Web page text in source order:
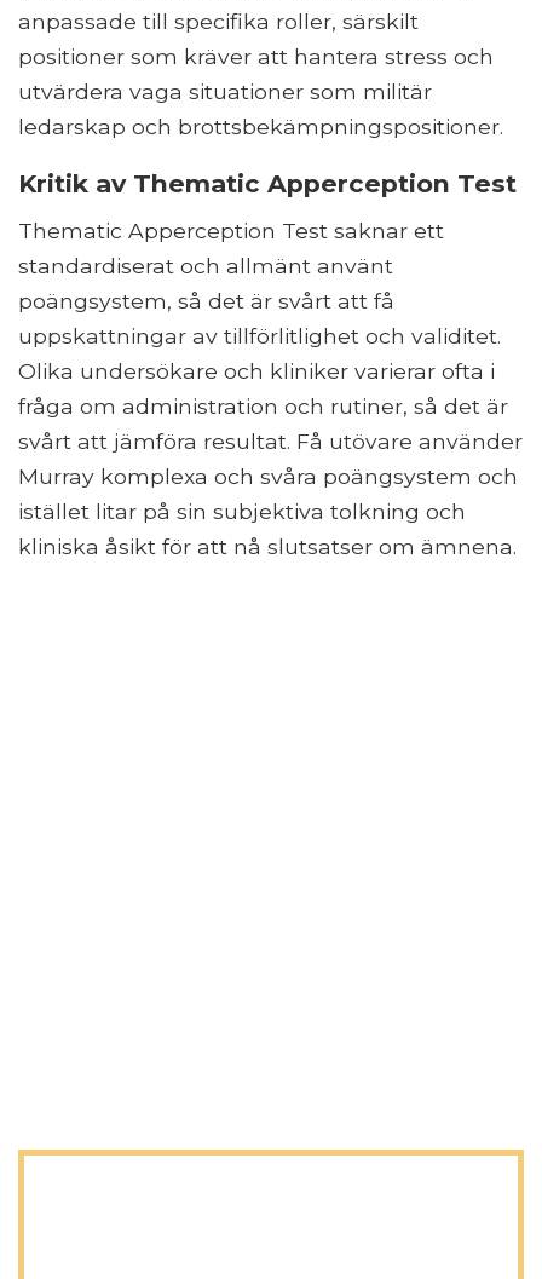
anpassade till specifika roller, särskilt
positioner som kräver att hantera stress och
utvärdera vaga situationer som militär
ledarskap och brottsbekämpningspositioner.
Kritik av Thematic Apperception Test
Thematic Apperception Test saknar ett
standardiserat och allmänt använt
poängsystem, så det är svårt att få
uppskattningar av tillförlitlighet och validitet.
Olika undersökare och kliniker varierar ofta i
fråga om administration och rutiner, så det är
svårt att jämföra resultat. Få utövare använder
Murray komplexa och svåra poängsystem och
istället litar på sin subjektiva tolkning och
kliniska åsikt för att nå slutsatser om ämnena.